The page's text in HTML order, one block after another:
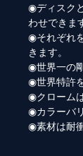
◉ディスク
わせできま
◉それぞれ
きます。
◉世界一の剛
◉世界特許
◉クローム
◉カラーバ
◉素材は耐